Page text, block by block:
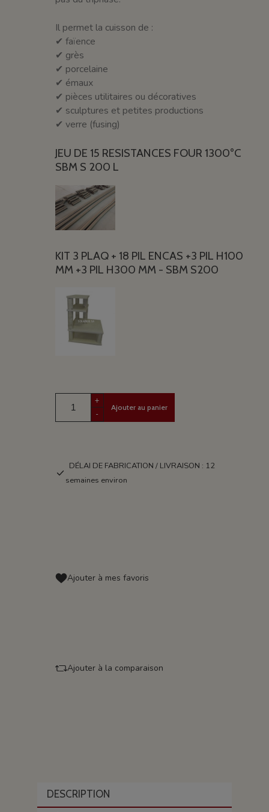
Il permet la cuisson de :
✔ faïence
✔ grès
✔ porcelaine
✔ émaux
✔ pièces utilitaires ou décoratives
✔ sculptures et petites productions
✔ verre (fusing)
JEU DE 15 RESISTANCES FOUR 1300°C
SBM S 200 L
KIT 3 PLAQ + 18 PIL ENCAS +3 PIL H100
MM +3 PIL H300 MM - SBM S200
+
-
Ajouter au panier
DÉLAI DE FABRICATION / LIVRAISON : 12
semaines environ
Ajouter à mes favoris
Ajouter à la comparaison
DESCRIPTION